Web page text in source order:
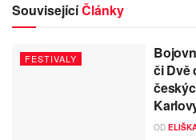
SouvisejícíČlánky
FESTIVALY
či Dvě
OD